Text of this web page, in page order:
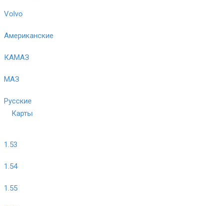
Volvo
Американские
КАМАЗ
МАЗ
Русские
Карты
1.53
1.54
1.55